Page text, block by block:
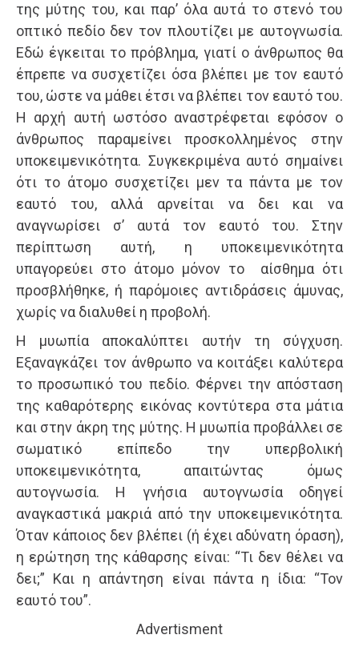
της μύτης του, και παρ’ όλα αυτά το στενό του
οπτικό πεδίο δεν τον πλουτίζει με αυτογνωσία.
Εδώ έγκειται το πρόβλημα, γιατί ο άνθρωπος θα
έπρεπε να συσχετίζει όσα βλέπει με τον εαυτό
του, ώστε να μάθει έτσι να βλέπει τον εαυτό του.
Η αρχή αυτή ωστόσο αναστρέφεται εφόσον ο
άνθρωπος παραμείνει προσκολλημένος στην
υποκειμενικότητα. Συγκεκριμένα αυτό σημαίνει
ότι το άτομο συσχετίζει μεν τα πάντα με τον
εαυτό του, αλλά αρνείται να δει και να
αναγνωρίσει σ’ αυτά τον εαυτό του. Στην
περίπτωση αυτή, η υποκειμενικότητα
υπαγορεύει στο άτομο μόνον το αίσθημα ότι
προσβλήθηκε, ή παρόμοιες αντιδράσεις άμυνας,
χωρίς να διαλυθεί η προβολή.
Η μυωπία αποκαλύπτει αυτήν τη σύγχυση.
Εξαναγκάζει τον άνθρωπο να κοιτάξει καλύτερα
το προσωπικό του πεδίο. Φέρνει την απόσταση
της καθαρότερης εικόνας κοντύτερα στα μάτια
και στην άκρη της μύτης. Η μυωπία προβάλλει σε
σωματικό επίπεδο την υπερβολική
υποκειμενικότητα, απαιτώντας όμως
αυτογνωσία. Η γνήσια αυτογνωσία οδηγεί
αναγκαστικά μακριά από την υποκειμενικότητα.
Όταν κάποιος δεν βλέπει (ή έχει αδύνατη όραση),
η ερώτηση της κάθαρσης είναι: “Τι δεν θέλει να
δει;” Και η απάντηση είναι πάντα η ίδια: “Τον
εαυτό του”.
Advertisment